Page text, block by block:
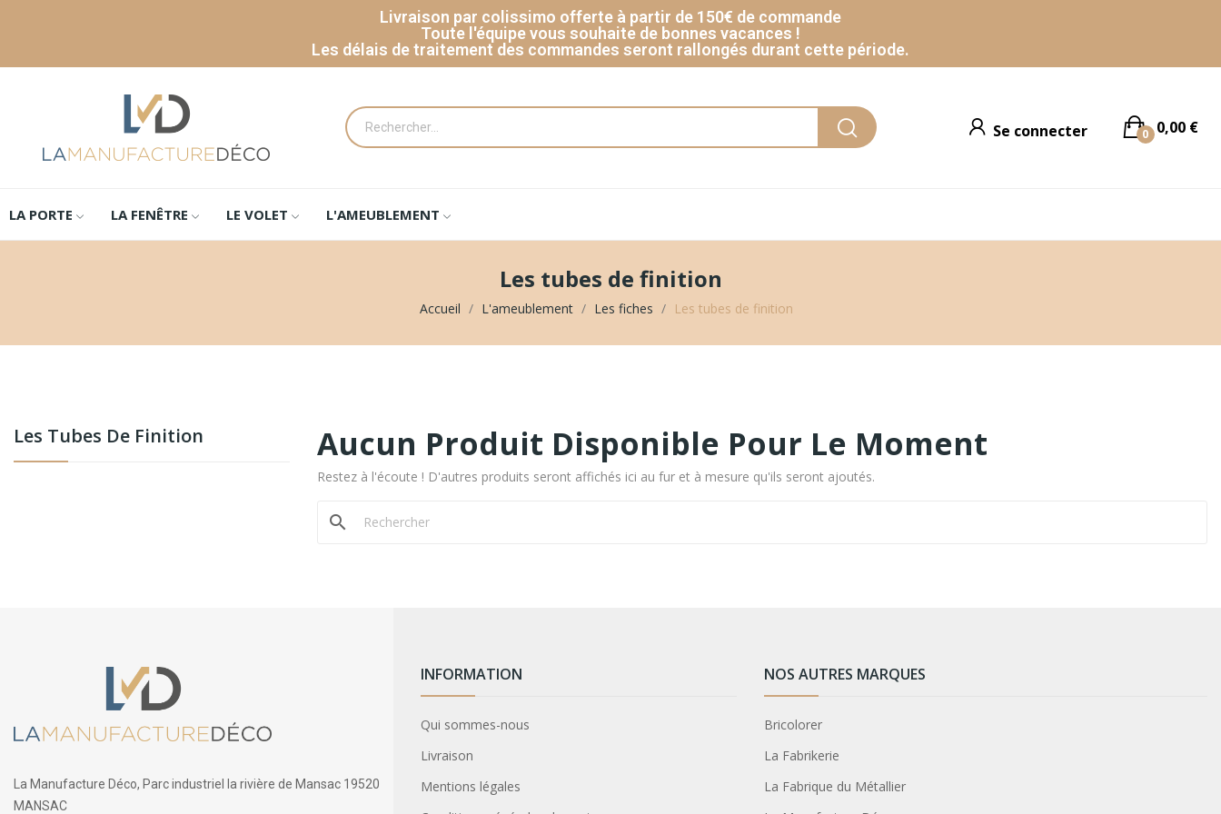
Livraison par colissimo offerte à partir de 150€ de commande
Toute l'équipe vous souhaite de bonnes vacances !
Les délais de traitement des commandes seront rallongés durant cette période.
Se connecter 0,00 €
0
LA PORTE LA FENÊTRE LE VOLET L'AMEUBLEMENT
Les tubes de finition
Accueil L'ameublement Les fiches Les tubes de finition
Les Tubes De Finition Aucun Produit Disponible Pour Le Moment
Restez à l'écoute ! D'autres produits seront affichés ici au fur et à mesure qu'ils seront ajoutés.
search
La Manufacture Déco, Parc industriel la rivière de Mansac 19520
MANSAC
INFORMATION
Qui sommes-nous
Livraison
Mentions légales
NOS AUTRES MARQUES
Bricolorer
La Fabrikerie
La Fabrique du Métallier